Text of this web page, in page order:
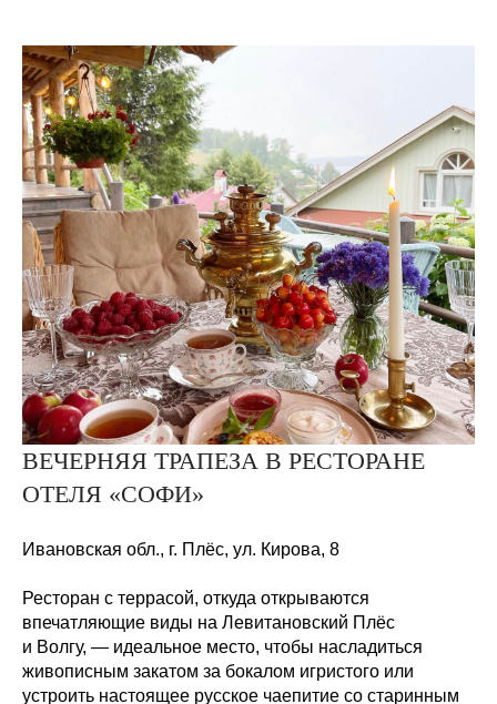
ВЕЧЕРНЯЯ ТРАПЕЗА В РЕСТОРАНЕ
ОТЕЛЯ «СОФИ»
Ивановская обл., г. Плёс, ул. Кирова, 8
Ресторан с террасой, откуда открываются
впечатляющие виды на Левитановский Плёс
и Волгу, — идеальное место, чтобы насладиться
живописным закатом за бокалом игристого или
устроить настоящее русское чаепитие со старинным